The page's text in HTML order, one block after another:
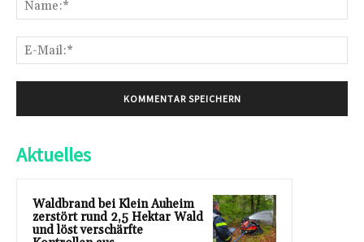
Aktuelles
Waldbrand bei Klein Auheim
zerstört rund 2,5 Hektar Wald
und löst verschärfte